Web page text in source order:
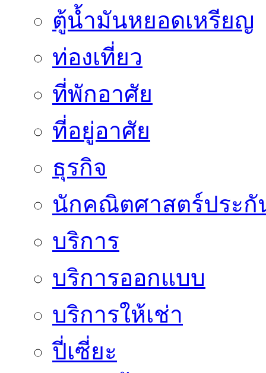
ตู้น้ำมันหยอดเหรียญ
ท่องเที่ยว
ที่พักอาศัย
ที่อยู่อาศัย
ธุรกิจ
นักคณิตศาสตร์ประกั
บริการ
บริการออกแบบ
บริการให้เช่า
ปี่เซี่ยะ